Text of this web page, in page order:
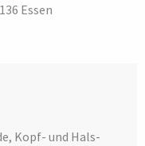
Essen
Kopf- und Hals-